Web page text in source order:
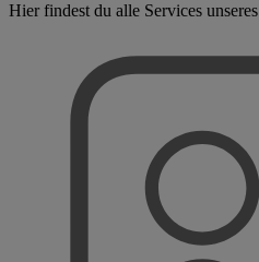
Hier findest du alle Services